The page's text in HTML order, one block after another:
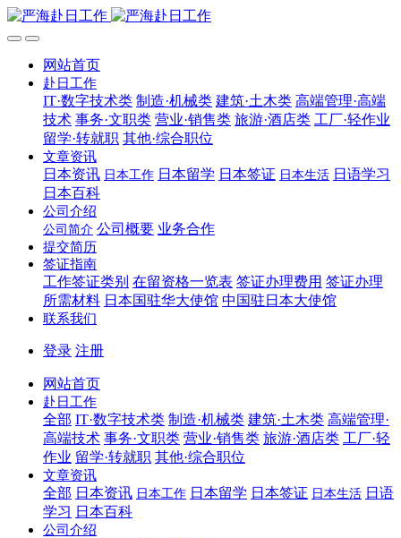
网站首页
赴日工作
IT·数字技术类 制造·机械类 建筑·土木类 高端管理·高端
技术 事务·文职类 营业·销售类 旅游·酒店类 工厂·轻作业
留学·转就职 其他·综合职位
文章资讯
日本资讯 日本工作 日本留学 日本签证 日本生活 日语学习
日本百科
公司介绍
公司简介 公司概要 业务合作
提交简历
签证指南
工作签证类别 在留资格一览表 签证办理费用 签证办理
所需材料 日本国驻华大使馆 中国驻日本大使馆
联系我们
登录 注册
网站首页
赴日工作
全部 IT·数字技术类 制造·机械类 建筑·土木类 高端管理·
高端技术 事务·文职类 营业·销售类 旅游·酒店类 工厂·轻
作业 留学·转就职 其他·综合职位
文章资讯
全部 日本资讯 日本工作 日本留学 日本签证 日本生活 日语
学习 日本百科
公司介绍